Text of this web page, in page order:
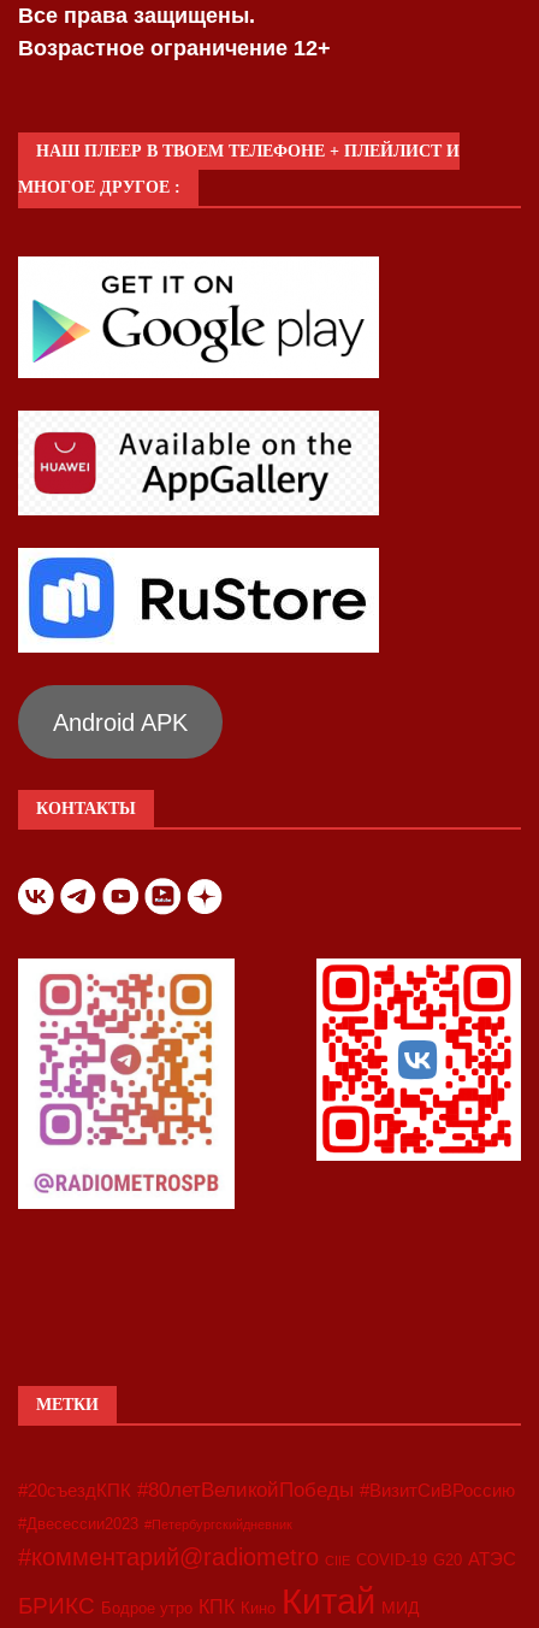
Все права защищены.
Возрастное ограничение 12+
НАШ ПЛЕЕР В ТВОЕМ ТЕЛЕФОНЕ + ПЛЕЙЛИСТ И
МНОГОЕ ДРУГОЕ :
Android APK
КОНТАКТЫ
МЕТКИ
#20съездКПК #80летВеликойПобеды #ВизитСиВРоссию
#Двесессии2023 #Петербургскийдневник
#комментарий@radiometro CIIE COVID-19 G20 АТЭС
БРИКС Бодрое утро КПК Кино Китай МИД